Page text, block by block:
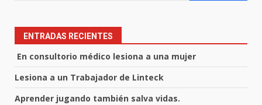
ENTRADAS RECIENTES
En consultorio médico lesiona a una mujer
Lesiona a un Trabajador de Linteck
Aprender jugando también salva vidas.